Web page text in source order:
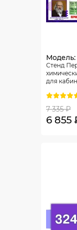
Модель:
Стенд
для
7 335 ₽
6 855